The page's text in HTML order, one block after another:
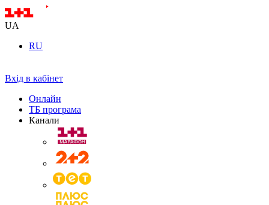
UA
RU
Вхід в кабінет
Онлайн
ТБ програма
Канали